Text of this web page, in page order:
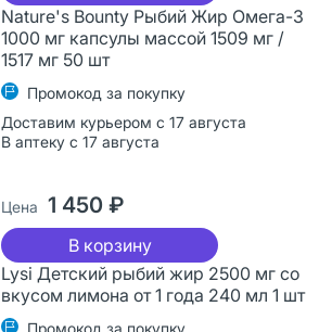
Nature's Bounty Рыбий Жир Омега-3
1000 мг капсулы массой 1509 мг /
1517 мг 50 шт
Промокод за покупку
Доставим курьером с 17 августа
В аптеку с 17 августа
Цена 1 450 ₽
В корзину
Lysi Детский рыбий жир 2500 мг со
вкусом лимона от 1 года 240 мл 1 шт
Промокод за покупку